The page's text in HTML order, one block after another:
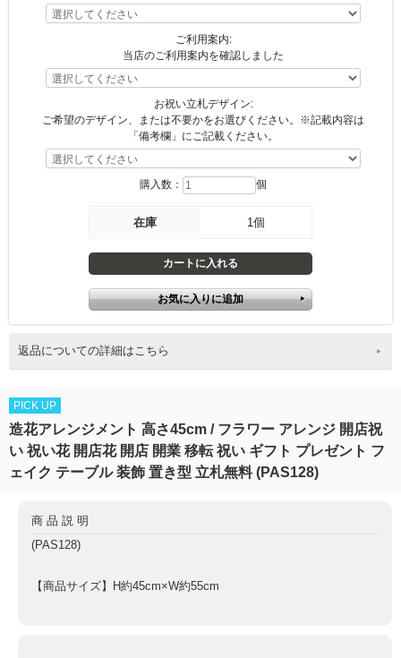
ご利用案内:
当店のご利用案内を確認しました
お祝い立札デザイン:
ご希望のデザイン、または不要かをお選びください。※記載内容は
「備考欄」にご記載ください。
購入数： 個
在庫 1個
返品についての詳細はこちら
PICK UP
造花アレンジメント 高さ45cm / フラワー アレンジ 開店祝
い 祝い花 開店花 開店 開業 移転 祝い ギフト プレゼント フ
ェイク テーブル 装飾 置き型 立札無料 (PAS128)
商品説明
(PAS128)
【商品サイズ】H約45cm×W約55cm